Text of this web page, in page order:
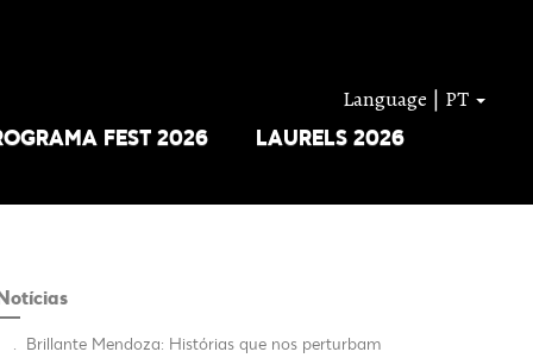
FEST 2026
LAURELS 2026
Language | PT
Notícias
. Brillante Mendoza: Histórias que nos perturbam